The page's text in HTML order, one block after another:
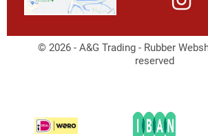
© 2026 - A&G Trading - Rubber
reserved